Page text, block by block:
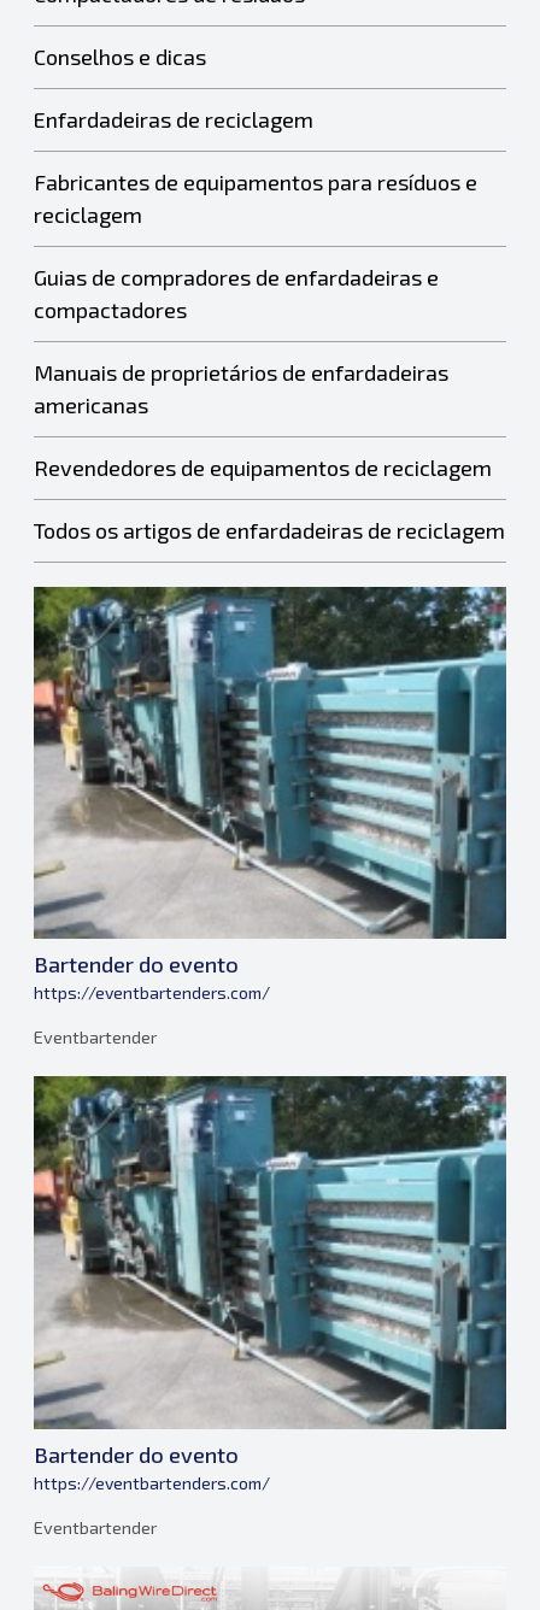
Conselhos e dicas
Enfardadeiras de reciclagem
Fabricantes de equipamentos para resíduos e
reciclagem
Guias de compradores de enfardadeiras e
compactadores
Manuais de proprietários de enfardadeiras
americanas
Revendedores de equipamentos de reciclagem
Todos os artigos de enfardadeiras de reciclagem
Bartender do evento
https://eventbartenders.com/
Eventbartender
Bartender do evento
https://eventbartenders.com/
Eventbartender